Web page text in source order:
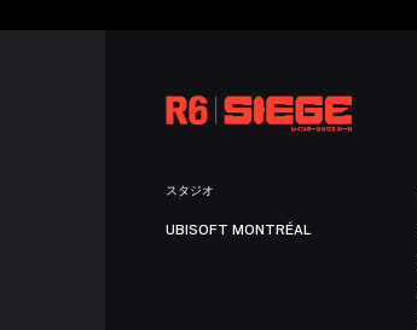
スタジオ
UBISOFT MONTRÉAL